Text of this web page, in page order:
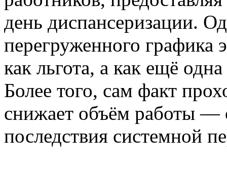
день диспансеризации.
перегруженного графика
как льгота, а как ещё
Более того, сам факт
снижает объём работы —
последствия системной